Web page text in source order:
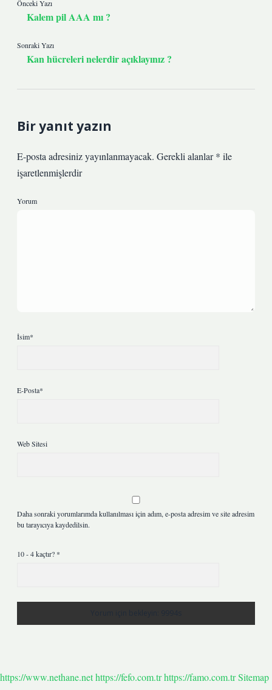
Önceki Yazı
Kalem pil AAA mı ?
Sonraki Yazı
Kan hücreleri nelerdir açıklayınız ?
Bir yanıt yazın
E-posta adresiniz yayınlanmayacak. Gerekli alanlar* ile
işaretlenmişlerdir
Yorum
İsim*
E-Posta*
Web Sitesi
Daha sonraki yorumlarımda kullanılması için adım, e-posta adresim ve site adresim
bu tarayıcıya kaydedilsin.
10 - 4 kaçtır? *
https://www.nethane.nethttps://fefo.com.trhttps://famo.com.trSitemap